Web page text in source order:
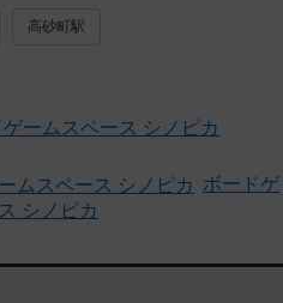
高砂町駅
ームスペース シノピカ
ボードゲ
シノピカ